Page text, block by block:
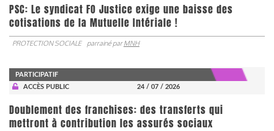
PSC: Le syndicat FO Justice exige une baisse des
cotisations de la Mutuelle Intériale !
PROTECTION SOCIALE parrainé parMNH
PARTICIPATIF
ACCÈS PUBLIC
24 / 07 / 2026
Doublement des franchises: des transferts qui
mettront à contribution les assurés sociaux